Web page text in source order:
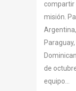
compartir
misión.
de
equipo...